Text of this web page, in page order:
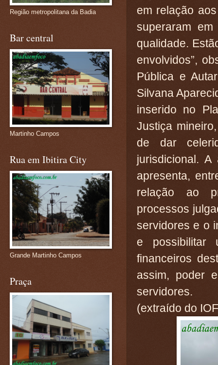
em relação
superaram
qualidade.
envolvidos”,
Pública e
Silvana
inserido no
Justiça
de dar
jurisdicional. A
apresenta,
relação ao
processos
servidores e o
e possibilitar
financeiros
assim, poder
servidores.
(extraído do
Região metropolitana da Badia
Bar central
Martinho Campos
Rua em Ibitira City
Grande Martinho Campos
Praça